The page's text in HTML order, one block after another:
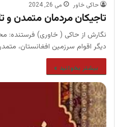
حاکی خاور می 26, 2024
تاجیکان مردمان متمدن و
نگارش از حاکی ( خاوری) فرستنده:
دیگر اقوام سرزمین افغانستان،
بیشتر بخوانید »